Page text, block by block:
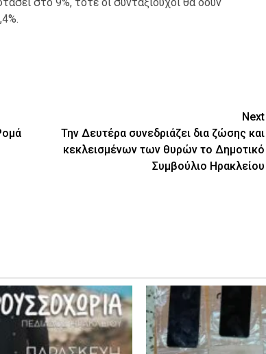
στο 9%, τότε οι συνταξιούχοι θα δουν
Next
Την Δευτέρα συνεδριάζει δια ζώσης και
κεκλεισμένων των θυρών το Δημοτικό
Συμβούλιο Ηρακλείου